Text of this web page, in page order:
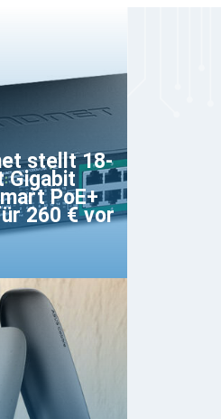
stellt 18-
Gigabit
PoE+
260 € vor